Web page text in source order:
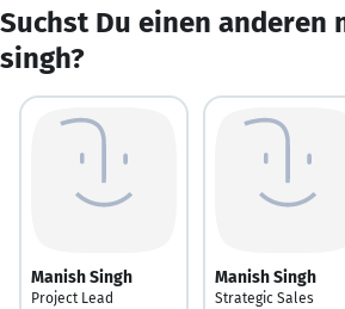
Suchst Du einen anderen
singh?
Manish Singh
Project Lead
Manish Singh
Strategic Sales